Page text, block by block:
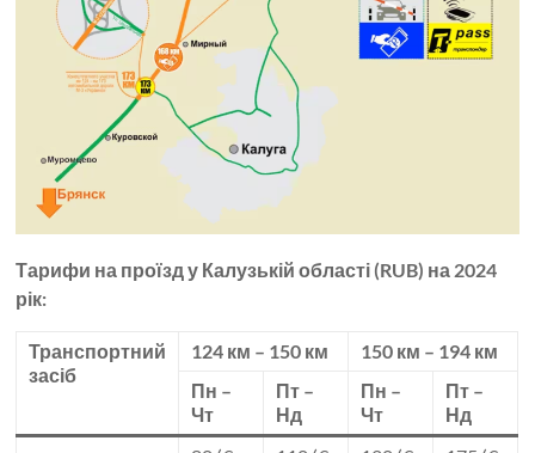
Тарифи на проїзд у Калузькій області (RUB) на 2024
рік:
Транспортний
засіб
124 км – 150 км
150 км – 194 км
Пн –
Чт
Пт –
Нд
Пн –
Чт
Пт –
Нд